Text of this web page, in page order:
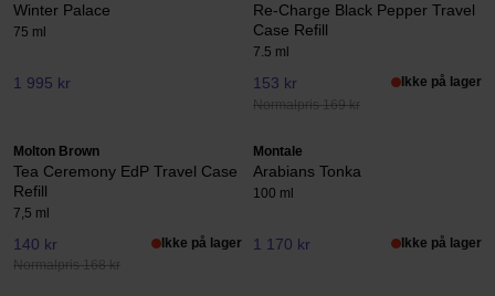
Winter Palace
75 ml
1 995 kr
Re-Charge Black Pepper Travel
Case Refill
7.5 ml
153 kr
Normalpris 169 kr
Ikke på lager
Molton Brown
Tea Ceremony EdP Travel Case
Refill
7,5 ml
140 kr
Normalpris 168 kr
Ikke på lager
Montale
Arabians Tonka
100 ml
1 170 kr Ikke på lager